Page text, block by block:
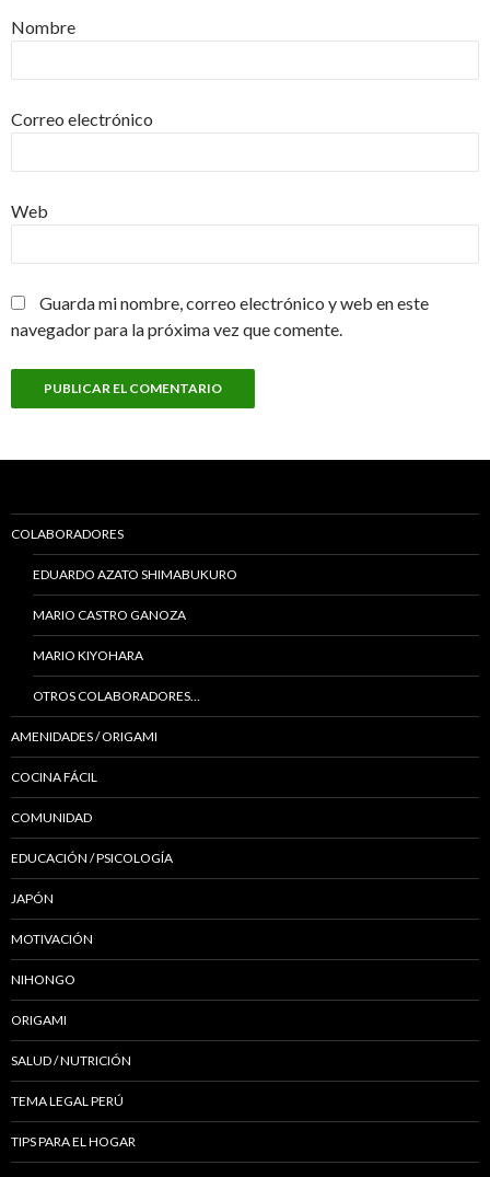
Nombre
Correo electrónico
Web
Guarda mi nombre, correo electrónico y web en este
navegador para la próxima vez que comente.
COLABORADORES
EDUARDO AZATO SHIMABUKURO
MARIO CASTRO GANOZA
MARIO KIYOHARA
OTROS COLABORADORES…
AMENIDADES / ORIGAMI
COCINA FÁCIL
COMUNIDAD
EDUCACIÓN / PSICOLOGÍA
JAPÓN
MOTIVACIÓN
NIHONGO
ORIGAMI
SALUD / NUTRICIÓN
TEMA LEGAL PERÚ
TIPS PARA EL HOGAR